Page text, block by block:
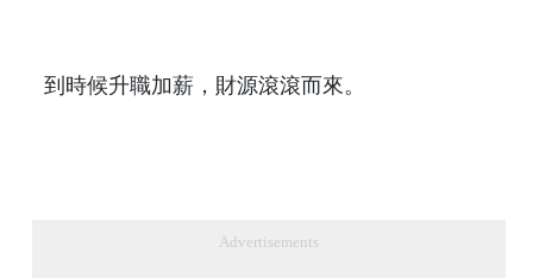
到時候升職加薪，財源滾滾而來。
Advertisements